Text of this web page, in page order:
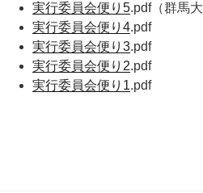
実行委員会便り5.pdf（群馬
実行委員会便り4.pdf
実行委員会便り3.pdf
実行委員会便り2.pdf
実行委員会便り1.pdf